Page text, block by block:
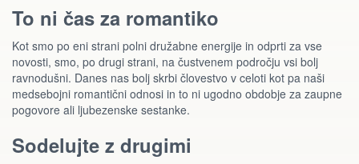
To ni čas za romantiko
Kot smo po eni strani polni družabne energije in odprti za vse
novosti, smo, po drugi strani, na čustvenem področju vsi bolj
ravnodušni. Danes nas bolj skrbi človestvo v celoti kot pa naši
medsebojni romantični odnosi in to ni ugodno obdobje za zaupne
pogovore ali ljubezenske sestanke.
Sodelujte z drugimi